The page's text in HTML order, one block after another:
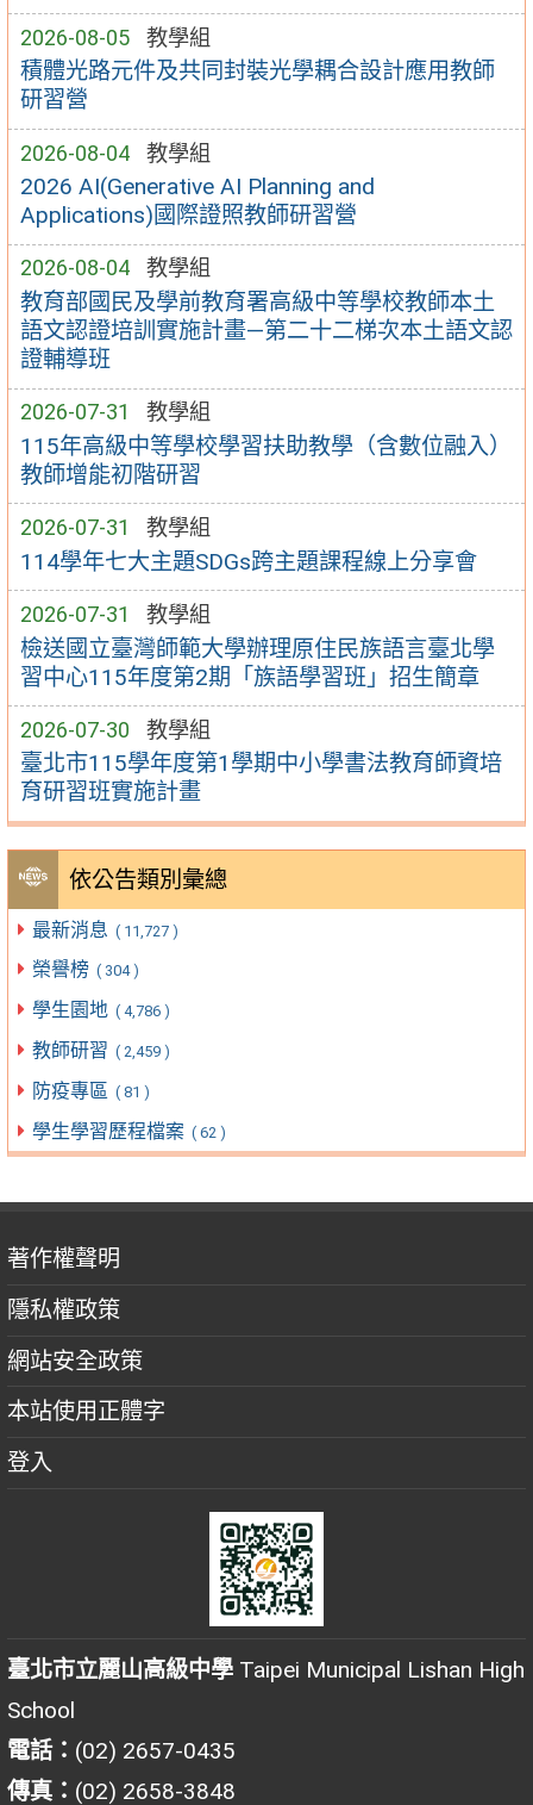
2026-08-05 教學組
積體光路元件及共同封裝光學耦合設計應用教師
研習營
2026-08-04 教學組
2026 AI(Generative AI Planning and
Applications)國際證照教師研習營
2026-08-04 教學組
教育部國民及學前教育署高級中等學校教師本土
語文認證培訓實施計畫—第二十二梯次本土語文認
證輔導班
2026-07-31 教學組
115年高級中等學校學習扶助教學（含數位融入）
教師增能初階研習
2026-07-31 教學組
114學年七大主題SDGs跨主題課程線上分享會
2026-07-31 教學組
檢送國立臺灣師範大學辦理原住民族語言臺北學
習中心115年度第2期「族語學習班」招生簡章
2026-07-30 教學組
臺北市115學年度第1學期中小學書法教育師資培
育研習班實施計畫
依公告類別彙總
最新消息 ( 11,727 )
榮譽榜 ( 304 )
學生園地 ( 4,786 )
教師研習 ( 2,459 )
防疫專區 ( 81 )
學生學習歷程檔案 ( 62 )
著作權聲明
隱私權政策
網站安全政策
本站使用正體字
登入
臺北市立麗山高級中學 Taipei Municipal Lishan High
School
電話： (02) 2657-0435
傳真： (02) 2658-3848